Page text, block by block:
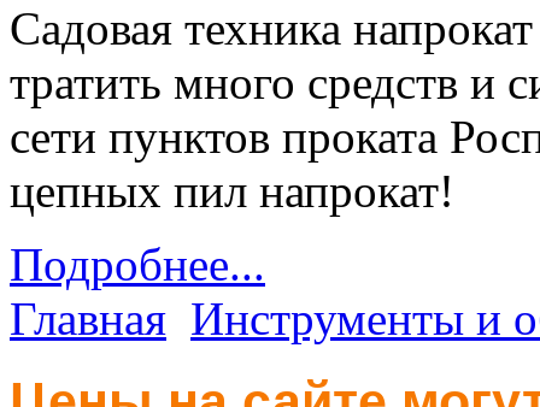
Садовая техника
тратить много средств и
сети пунктов проката
цепных пил напрокат!
Подробнее...
Главная Инструменты и